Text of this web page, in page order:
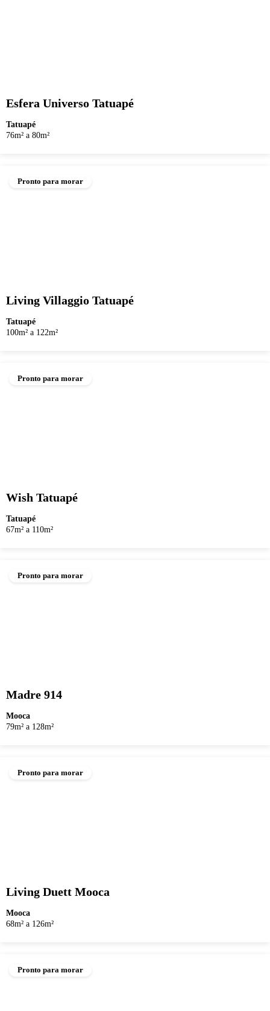
Esfera Universo Tatuapé
Tatuapé
76m² a 80m²
Pronto para morar
Living Villaggio Tatuapé
Tatuapé
100m² a 122m²
Pronto para morar
Wish Tatuapé
Tatuapé
67m² a 110m²
Pronto para morar
Madre 914
Mooca
79m² a 128m²
Pronto para morar
Living Duett Mooca
Mooca
68m² a 126m²
Pronto para morar